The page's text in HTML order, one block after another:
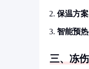
保温方案
智能预热
三、冻